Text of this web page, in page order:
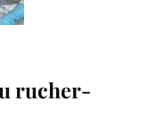
rucher-